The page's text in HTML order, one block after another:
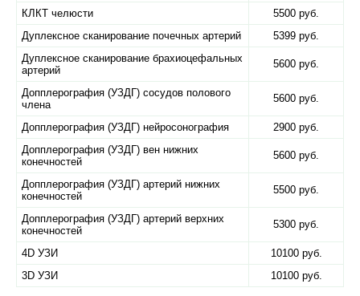
КЛКТ челюсти
5500 руб.
Дуплексное сканирование почечных артерий
5399 руб.
Дуплексное сканирование брахиоцефальных
артерий
5600 руб.
Допплерография (УЗДГ) сосудов полового
члена
5600 руб.
Допплерография (УЗДГ) нейросонография
2900 руб.
Допплерография (УЗДГ) вен нижних
конечностей
5600 руб.
Допплерография (УЗДГ) артерий нижних
конечностей
5500 руб.
Допплерография (УЗДГ) артерий верхних
конечностей
5300 руб.
4D УЗИ
10100 руб.
3D УЗИ
10100 руб.